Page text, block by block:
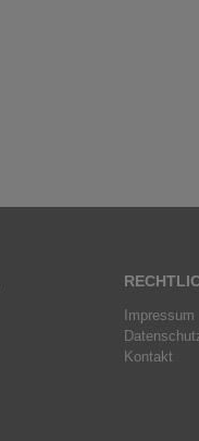
Impressum
Kontakt